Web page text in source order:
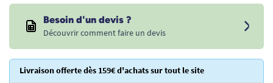
Besoin d'un devis ?
Découvrir comment faire un devis
Livraison offerte dès 159€ d'achats sur tout le site